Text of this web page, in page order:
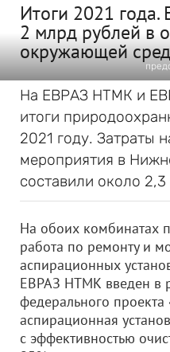
Итоги 2021
2 млрд рублей в
окружающей
На ЕВРАЗ НТМК и
итоги
2021 году. Затраты
мероприятия в
составили около
На обоих комбинатах
работа по ремонту и
аспирационных
ЕВРАЗ НТМК введен в
федерального
аспирационная
с эффективностью